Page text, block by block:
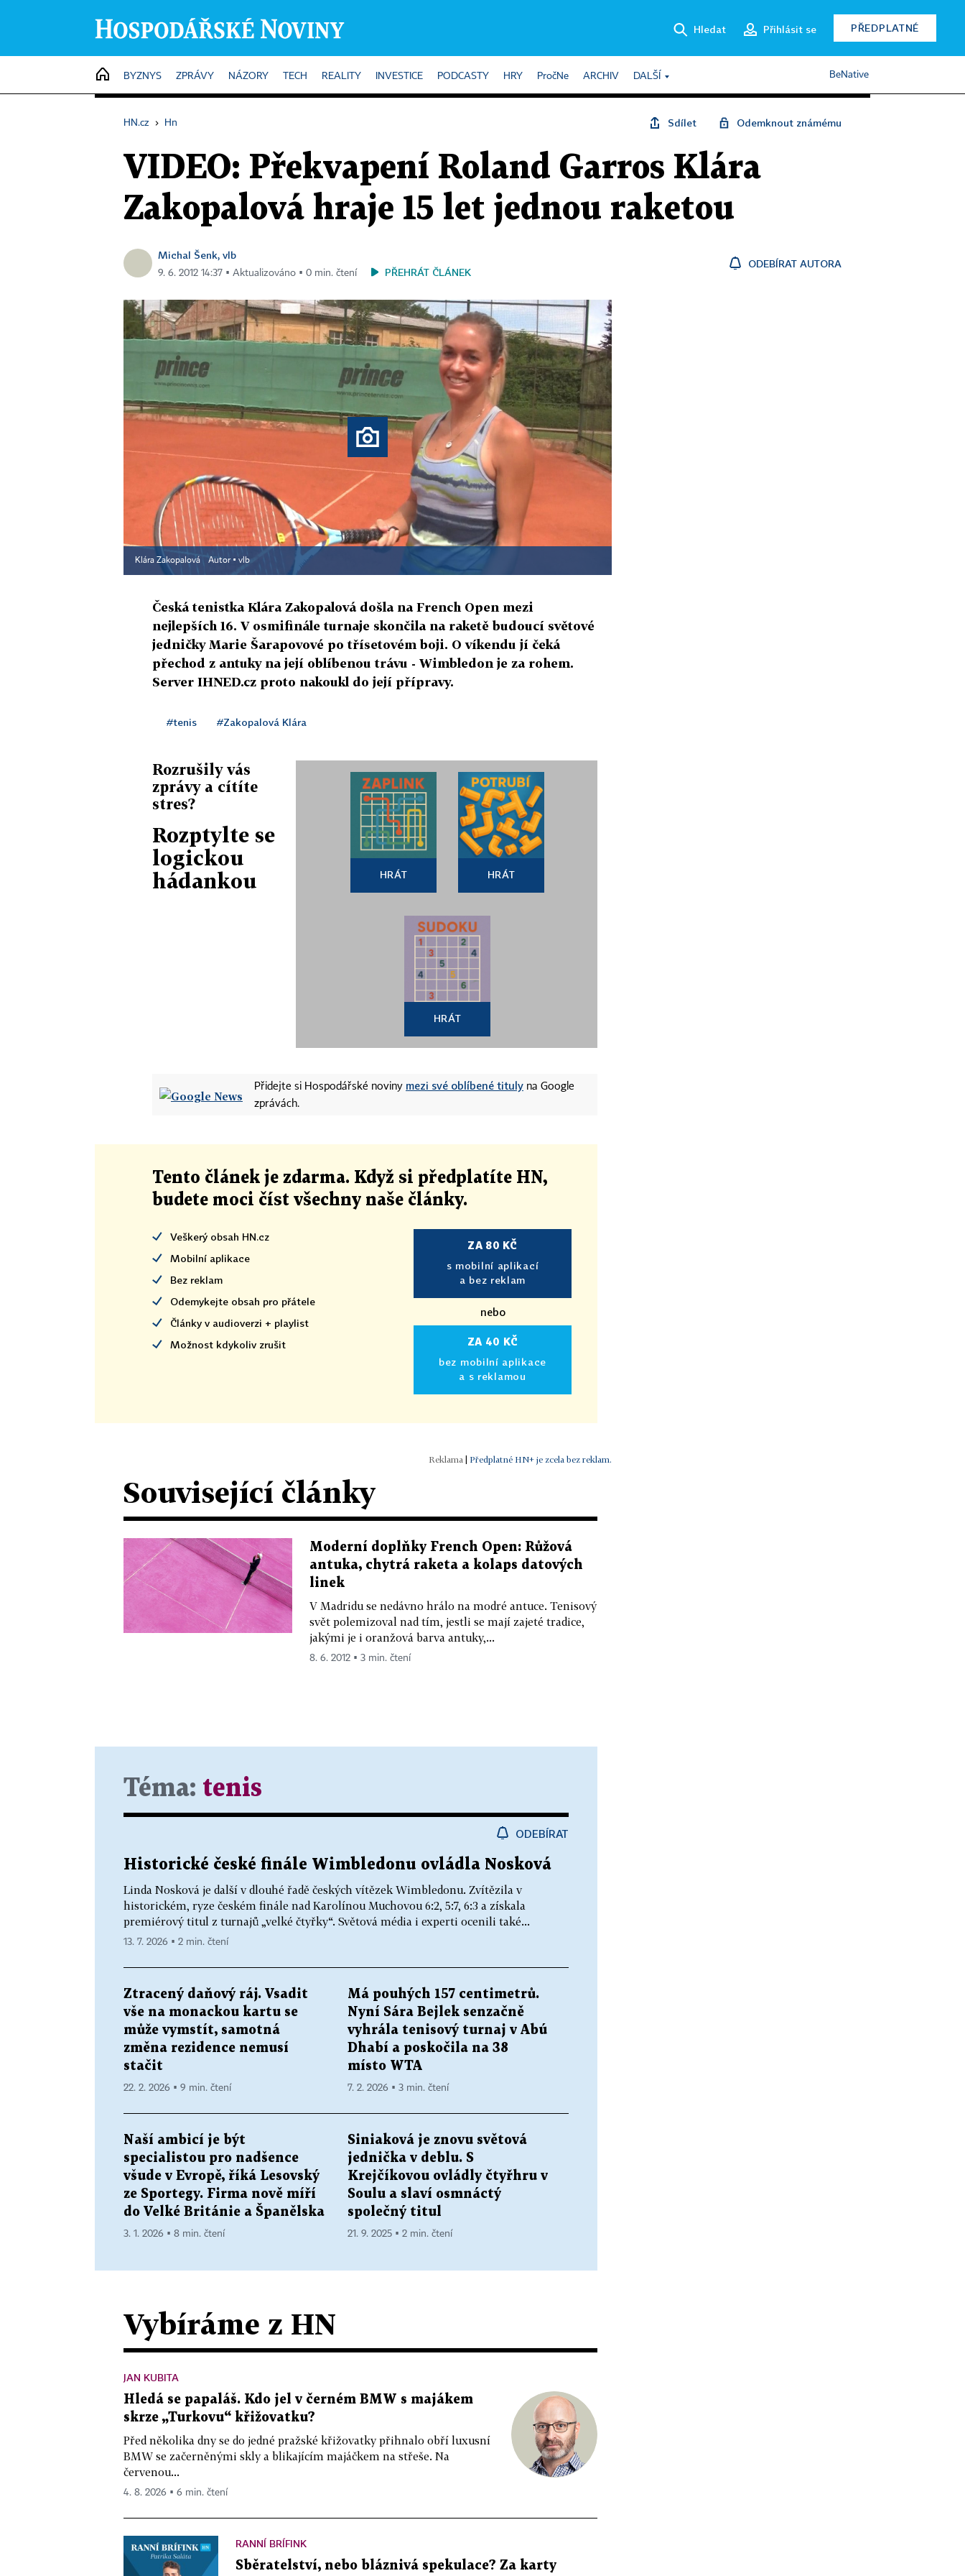
Hledat Přihlásit se PŘEDPLATNÉ
HOME
BYZNYS ZPRÁVY NÁZORY TECH REALITY INVESTICE PODCASTY HRY PročNe ARCHIV DALŠÍ BeNative
HN.cz › Hn Sdílet Odemknout známému
VIDEO: Překvapení Roland Garros Klára
Zakopalová hraje 15 let jednou raketou
Michal Šenk, vlb
9. 6. 2012 14:37 ▪ Aktualizováno ▪ 0 min. čtení PŘEHRÁT ČLÁNEK
ODEBÍRAT AUTORA
Klára Zakopalová Autor ▪ vlb
Česká tenistka Klára Zakopalová došla na French Open mezi
nejlepších 16. V osmifinále turnaje skončila na raketě budoucí světové
jedničky Marie Šarapovové po třísetovém boji. O víkendu jí čeká
přechod z antuky na její oblíbenou trávu - Wimbledon je za rohem.
Server IHNED.cz proto nakoukl do její přípravy.
#tenis #Zakopalová Klára
Rozrušily vás
zprávy a cítíte
stres?
Rozptylte se
logickou
hádankou
HRÁT HRÁT
HRÁT
Přidejte si Hospodářské noviny mezi své oblíbené tituly na Google
zprávách.
Tento článek je zdarma. Když si předplatíte HN,
budete moci číst všechny naše články.
Veškerý obsah HN.cz
Mobilní aplikace
Bez reklam
Odemykejte obsah pro přátele
Články v audioverzi + playlist
Možnost kdykoliv zrušit
ZA 80 KČ
s mobilní aplikací
a bez reklam
nebo
ZA 40 KČ
bez mobilní aplikace
a s reklamou
| Předplatné HN+ je zcela bez reklam.
Související články
Moderní doplňky French Open: Růžová
antuka, chytrá raketa a kolaps datových
linek
V Madridu se nedávno hrálo na modré antuce. Tenisový
svět polemizoval nad tím, jestli se mají zajeté tradice,
jakými je i oranžová barva antuky,...
8. 6. 2012 ▪ 3 min. čtení
Téma: tenis
ODEBÍRAT
Historické české finále Wimbledonu ovládla Nosková
Linda Nosková je další v dlouhé řadě českých vítězek Wimbledonu. Zvítězila v
historickém, ryze českém finále nad Karolínou Muchovou 6:2, 5:7, 6:3 a získala
premiérový titul z turnajů „velké čtyřky“. Světová média i experti ocenili také...
13. 7. 2026 ▪ 2 min. čtení
Ztracený daňový ráj. Vsadit
vše na monackou kartu se
může vymstít, samotná
změna rezidence nemusí
stačit
22. 2. 2026 ▪ 9 min. čtení
Má pouhých 157 centimetrů.
Nyní Sára Bejlek senzačně
vyhrála tenisový turnaj v Abú
Dhabí a poskočila na 38
místo WTA
7. 2. 2026 ▪ 3 min. čtení
Naší ambicí je být
specialistou pro nadšence
všude v Evropě, říká Lesovský
ze Sportegy. Firma nově míří
do Velké Británie a Španělska
3. 1. 2026 ▪ 8 min. čtení
Siniaková je znovu světová
jednička v deblu. S
Krejčíkovou ovládly čtyřhru v
Soulu a slaví osmnáctý
společný titul
21. 9. 2025 ▪ 2 min. čtení
Vybíráme z HN
JAN KUBITA
Hledá se papaláš. Kdo jel v černém BMW s majákem
skrze „Turkovu“ křižovatku?
Před několika dny se do jedné pražské křižovatky přihnalo obří luxusní
BMW se začerněnými skly a blikajícím majáčkem na střeše. Na
červenou...
4. 8. 2026 ▪ 6 min. čtení
RANNÍ BRÍFINK
Sběratelství, nebo bláznivá spekulace? Za karty